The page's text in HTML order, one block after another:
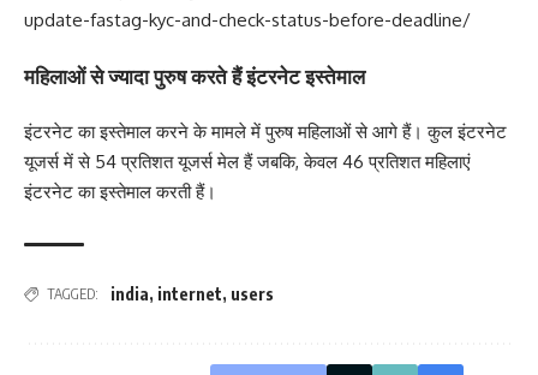
update-fastag-kyc-and-check-status-before-deadline/
महिलाओं से ज्यादा पुरुष करते हैं इंटरनेट इस्तेमाल
इंटरनेट का इस्तेमाल करने के मामले में पुरुष महिलाओं से आगे हैं। कुल इंटरनेट
यूजर्स में से 54 प्रतिशत यूजर्स मेल हैं जबकि, केवल 46 प्रतिशत महिलाएं
इंटरनेट का इस्तेमाल करती हैं।
TAGGED: india, internet, users